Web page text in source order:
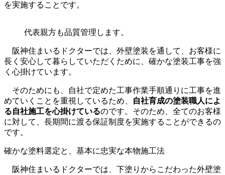
を実施することです。
代表親方も品質管理します。
阪神住まいるドクターでは、外壁塗装を通して、お客様に
長く安心して暮らしていただくために、確かな塗装工事を強
く心掛けています。
そのためにも、自社で定めた工事作業手順通りに工事を進
めていくことを重視しているため、
自社育成の塗装職人によ
る自社施工を心掛けているのです。そのため、全てのお客様
に対して、長期間に渡る保証制度を実施することができるの
です。
確かな塗料選定と、基本に忠実な本物施工法
阪神住まいるドクターでは、下塗りからこだわった外壁塗